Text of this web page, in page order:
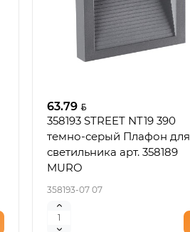
63.79
358193 STREET NT19 390
темно-серый Плафон для
светильника арт. 358189
MURO
358193-07 07